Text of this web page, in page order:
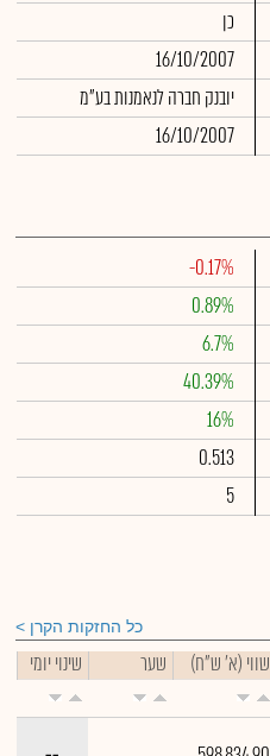
כן
16/10/2007
יובנק חברה לנאמנות בע"מ
16/10/2007
-0.17%
0.89%
6.7%
40.39%
16%
0.513
5
כל החזקות הקרן
שווי (א' ש"ח) שער שינוי יומי